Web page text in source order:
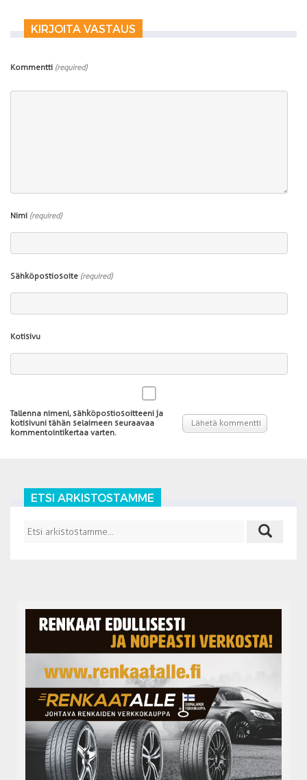
KIRJOITA VASTAUS
Kommentti (required)
Nimi (required)
Sähköpostiosoite (required)
Kotisivu
Tallenna nimeni, sähköpostiosoitteeni ja
kotisivuni tähän selaimeen seuraavaa
kommentointikertaa varten.
ETSI ARKISTOSTAMME